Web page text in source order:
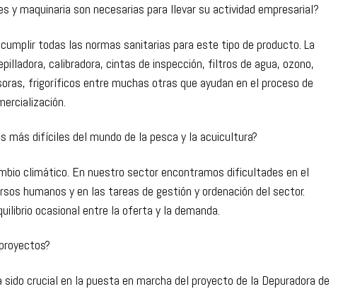
y maquinaria son necesarias para llevar su actividad empresarial?
todas las normas sanitarias para este tipo de producto. La
calibradora, cintas de inspección, filtros de agua, ozono,
frigoríficos entre muchas otras que ayudan en el proceso de
más difíciles del mundo de la pesca y la acuicultura?
climático. En nuestro sector encontramos dificultades en el
humanos y en las tareas de gestión y ordenación del sector.
ocasional entre la oferta y la demanda.
sido crucial en la puesta en marcha del proyecto de la Depuradora de